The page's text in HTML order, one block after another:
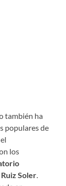
también ha
populares de
los
Soler.